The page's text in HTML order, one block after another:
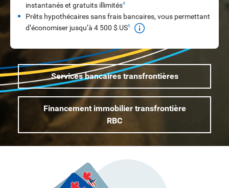
instantanés et gratuits illimités4
Prêts hypothécaires sans frais bancaires, vous permettant
d’économiser jusqu’à 4 500 $ US5
Services bancaires transfrontières
Financement immobilier transfrontière
RBC